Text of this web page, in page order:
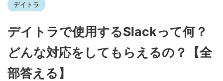
デイトラ
デイトラで使用するSlackって何？
どんな対応をしてもらえるの？【全
部答える】